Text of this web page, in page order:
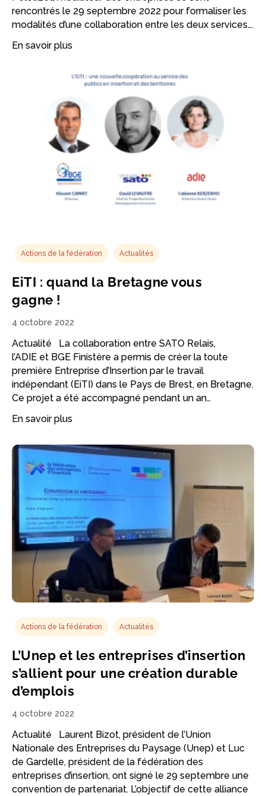
rencontrés le 29 septembre 2022 pour formaliser les
modalités d’une collaboration entre les deux services….
En savoir plus
Actions de la fédération Actualités
EiTI : quand la Bretagne vous
gagne !
4 octobre 2022
Actualité La collaboration entre SATO Relais,
l’ADIE et BGE Finistère a permis de créer la toute
première Entreprise d’Insertion par le travail
indépendant (EiTI) dans le Pays de Brest, en Bretagne.
Ce projet a été accompagné pendant un an…
En savoir plus
Actions de la fédération Actualités
L’Unep et les entreprises d’insertion
s’allient pour une création durable
d’emplois
4 octobre 2022
Actualité Laurent Bizot, président de l’Union
Nationale des Entreprises du Paysage (Unep) et Luc
de Gardelle, président de la fédération des
entreprises d’insertion, ont signé le 29 septembre une
convention de partenariat. L’objectif de cette alliance